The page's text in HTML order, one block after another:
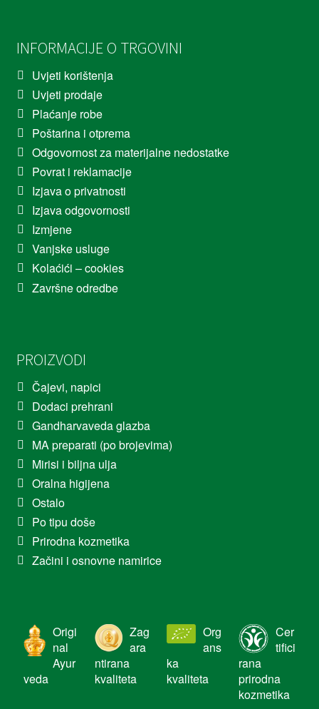
INFORMACIJE O TRGOVINI
Uvjeti korištenja
Uvjeti prodaje
Plaćanje robe
Poštarina i otprema
Odgovornost za materijalne nedostatke
Povrat i reklamacije
Izjava o privatnosti
Izjava odgovornosti
Izmjene
Vanjske usluge
Kolaćići – cookies
Završne odredbe
PROIZVODI
Čajevi, napici
Dodaci prehrani
Gandharvaveda glazba
MA preparati (po brojevima)
Mirisi i biljna ulja
Oralna higijena
Ostalo
Po tipu doše
Prirodna kozmetika
Začini i osnovne namirice
Origi
nal
Ayur
veda
Zag
ara
ntirana
kvaliteta
Org
ans
ka
kvaliteta
Cer
tifici
rana
prirodna
kozmetika